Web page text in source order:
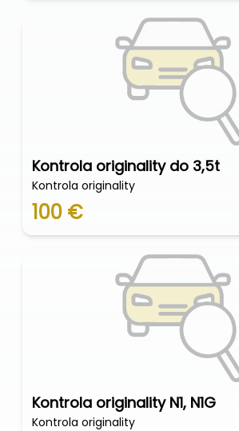
Kontrola originality do 3,5t
Kontrola originality
100 €
Kontrola originality N1, N1G
Kontrola originality